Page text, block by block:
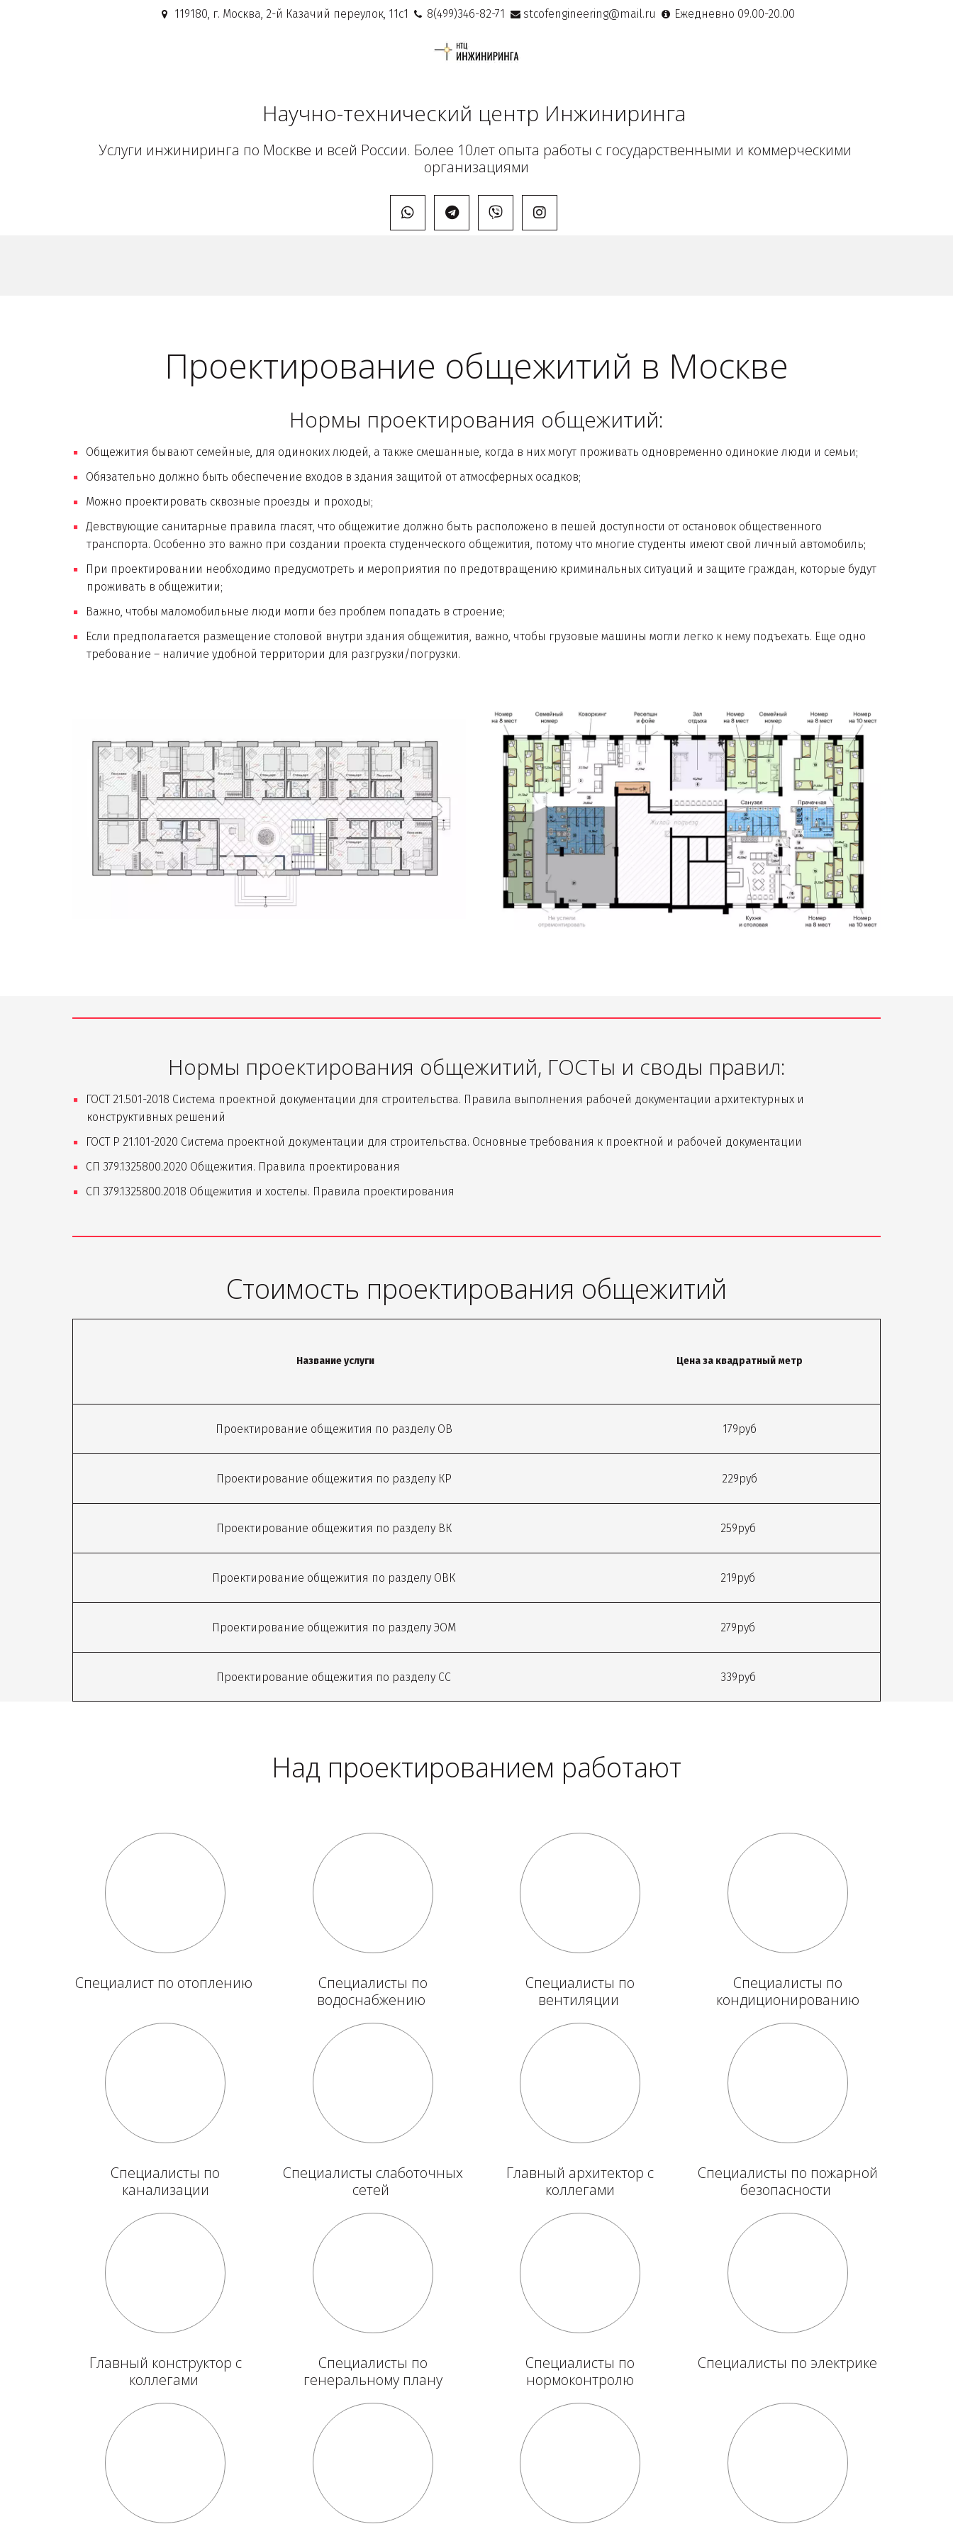
119180, г. Москва, 2-й Казачий переулок, 11с1 8(499)346-82-71 stcofengineering@mail.ru Ежедневно 09.00-20.00
Научно-технический центр Инжиниринга
Услуги инжиниринга по Москве и всей России. Более 10лет опыта работы с государственными и коммерческими
организациями
Проектирование общежитий в Москве
Нормы проектирования общежитий:
Общежития бывают семейные, для одиноких людей, а также смешанные, когда в них могут проживать одновременно одинокие люди и семьи;
Обязательно должно быть обеспечение входов в здания защитой от атмосферных осадков;
Можно проектировать сквозные проезды и проходы;
Девствующие санитарные правила гласят, что общежитие должно быть расположено в пешей доступности от остановок общественного
транспорта. Особенно это важно при создании проекта студенческого общежития, потому что многие студенты имеют свой личный автомобиль;
При проектировании необходимо предусмотреть и мероприятия по предотвращению криминальных ситуаций и защите граждан, которые будут
проживать в общежитии;
Важно, чтобы маломобильные люди могли без проблем попадать в строение;
Если предполагается размещение столовой внутри здания общежития, важно, чтобы грузовые машины могли легко к нему подъехать. Еще одно
требование – наличие удобной территории для разгрузки/погрузки.
Нормы проектирования общежитий, ГОСТы и своды правил:
ГОСТ 21.501-2018 Система проектной документации для строительства. Правила выполнения рабочей документации архитектурных и
конструктивных решений
ГОСТ Р 21.101-2020 Cистема проектной документации для строительства. Основные требования к проектной и рабочей документации
СП 379.1325800.2020 Общежития. Правила проектирования
СП 379.1325800.2018 Общежития и хостелы. Правила проектирования
Стоимость проектирования общежитий
Название услуги Цена за квадратный метр
Проектирование общежития по разделу ОВ 179руб
Проектирование общежития по разделу КР 229руб
Проектирование общежития по разделу ВК 259руб
Проектирование общежития по разделу ОВК 219руб
Проектирование общежития по разделу ЭОМ 279руб
Проектирование общежития по разделу СС 339руб
Над проектированием работают
Специалист по отоплению
Специалисты по
водоснабжению
Специалисты по
вентиляции
Специалисты по
кондиционированию
Специалисты по
канализации
Специалисты слаботочных
сетей
Главный архитектор с
коллегами
Специалисты по пожарной
безопасности
Главный конструктор с
коллегами
Специалисты по
генеральному плану
Специалисты по
нормоконтролю
Специалисты по электрике